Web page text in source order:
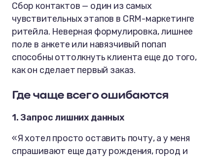
Сбор контактов — один из самых
чувствительных этапов в CRM-маркетинге
ритейла. Неверная формулировка, лишнее
поле в анкете или навязчивый попап
способны оттолкнуть клиента еще до того,
как он сделает первый заказ.
Где чаще всего ошибаются
1. Запрос лишних данных
«Я хотел просто оставить почту, а у меня
спрашивают еще дату рождения, город и